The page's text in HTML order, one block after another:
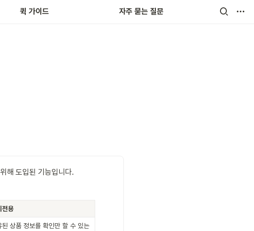
퀵 가이드 자주 묻는 질문
브랜드
해 도입된 기능입니다.
전용
된 상품 정보를 확인만 할 수 있는